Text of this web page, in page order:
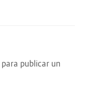
para publicar un